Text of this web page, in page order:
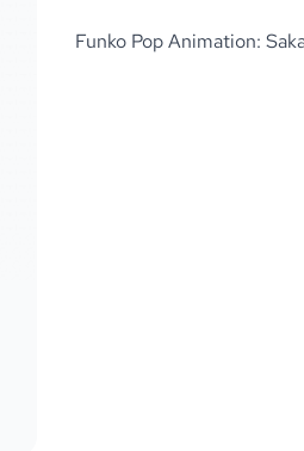
Funko Pop Animation: